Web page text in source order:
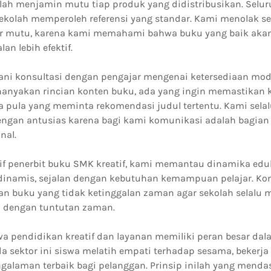
menjamin mutu tiap produk yang didistribusikan.
memperoleh referensi yang standar. Kami menolak
mutu, karena kami memahami bahwa buku yang baik
lebih efektif.
konsultasi dengan pengajar mengenai ketersediaan
rincian konten buku, ada yang ingin memastikan
pula yang meminta rekomendasi judul tertentu. Kami
antusias karena bagi kami komunikasi adalah
penerbit buku SMK kreatif, kami memantau dinamika
sejalan dengan kebutuhan kemampuan pelajar.
buku yang tidak ketinggalan zaman agar sekolah selalu
dengan tuntutan zaman.
pendidikan kreatif dan layanan memiliki peran besar
sektor ini siswa melatih empati terhadap sesama, bekerja
terbaik bagi pelanggan. Prinsip inilah yang